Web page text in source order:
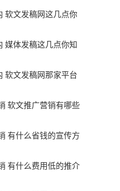
软文发稿网这几点你
媒体发稿这几点你知
软文发稿网那家平台
软文推广营销有哪些
有什么省钱的宣传方
有什么费用低的推介